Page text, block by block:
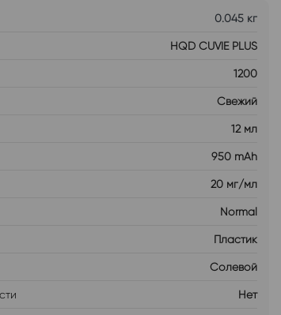
0.045 кг
HQD CUVIE PLUS
1200
Свежий
12 мл
950 mAh
20 мг/мл
Normal
Пластик
Солевой
Нет